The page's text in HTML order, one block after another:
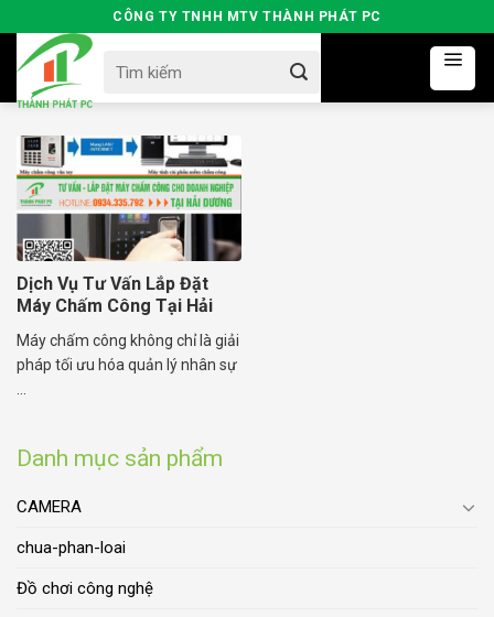
to
content
CÔNG TY TNHH MTV THÀNH PHÁT PC
for:
Danh mục sản phẩm
CAMERA
chua-phan-loai
Đồ chơi công nghệ
Dịch Vụ Tư Vấn Lắp Đặt
Máy Chấm Công Tại Hải
Máy chấm công không chỉ là giải
pháp tối ưu hóa quản lý nhân sự
...